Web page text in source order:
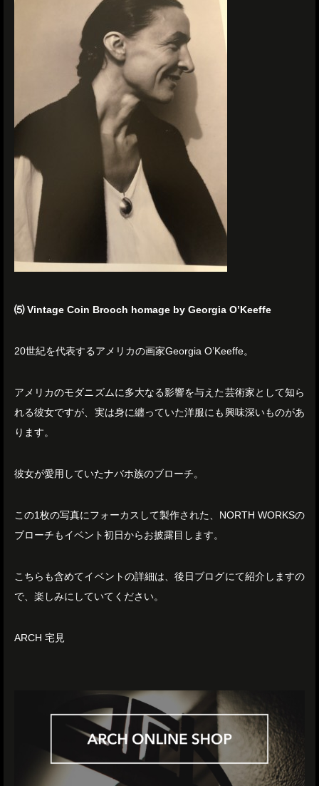
⑸ Vintage Coin Brooch homage by Georgia O’Keeffe
20世紀を代表するアメリカの画家Georgia O’Keeffe。
アメリカのモダニズムに多大なる影響を与えた芸術家として知ら
れる彼女ですが、実は身に纏っていた洋服にも興味深いものがあ
ります。
彼女が愛用していたナバホ族のブローチ。
この1枚の写真にフォーカスして製作された、NORTH WORKSの
ブローチもイベント初日からお披露目します。
こちらも含めてイベントの詳細は、後日ブログにて紹介しますの
で、楽しみにしていてください。
ARCH 宅見